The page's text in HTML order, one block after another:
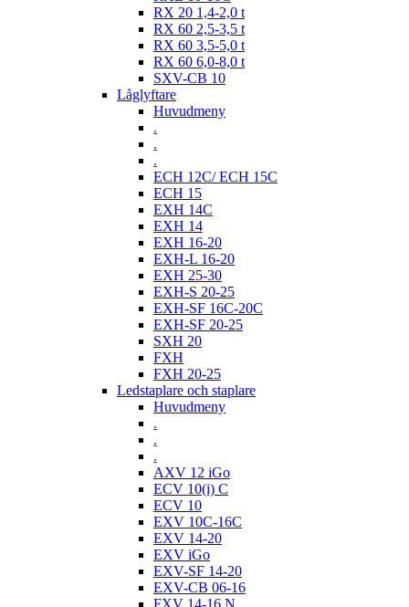
RX 20 1,4-2,0 t
RX 60 2,5-3,5 t
RX 60 3,5-5,0 t
RX 60 6,0-8,0 t
SXV-CB 10
Låglyftare
Huvudmeny
.
.
.
ECH 12C/ ECH 15C
ECH 15
EXH 14C
EXH 14
EXH 16-20
EXH-L 16-20
EXH 25-30
EXH-S 20-25
EXH-SF 16C-20C
EXH-SF 20-25
SXH 20
FXH
FXH 20-25
Ledstaplare och staplare
Huvudmeny
.
.
.
AXV 12 iGo
ECV 10(i) C
ECV 10
EXV 10C-16C
EXV 14-20
EXV iGo
EXV-SF 14-20
EXV-CB 06-16
FXV 14-16 N